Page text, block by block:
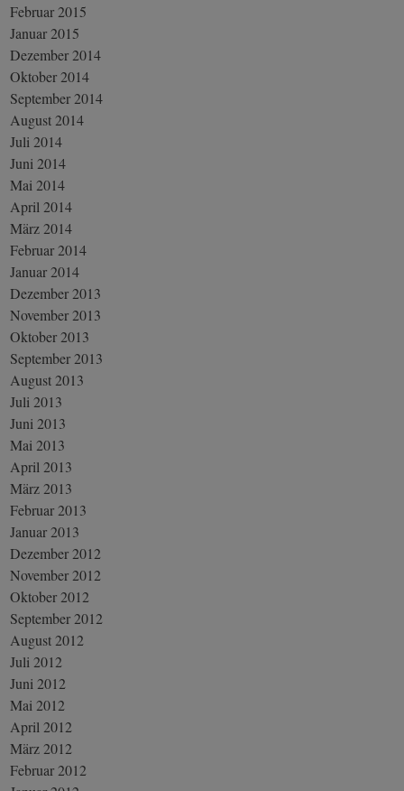
Februar 2015
Januar 2015
Dezember 2014
Oktober 2014
September 2014
August 2014
Juli 2014
Juni 2014
Mai 2014
April 2014
März 2014
Februar 2014
Januar 2014
Dezember 2013
November 2013
Oktober 2013
September 2013
August 2013
Juli 2013
Juni 2013
Mai 2013
April 2013
März 2013
Februar 2013
Januar 2013
Dezember 2012
November 2012
Oktober 2012
September 2012
August 2012
Juli 2012
Juni 2012
Mai 2012
April 2012
März 2012
Februar 2012